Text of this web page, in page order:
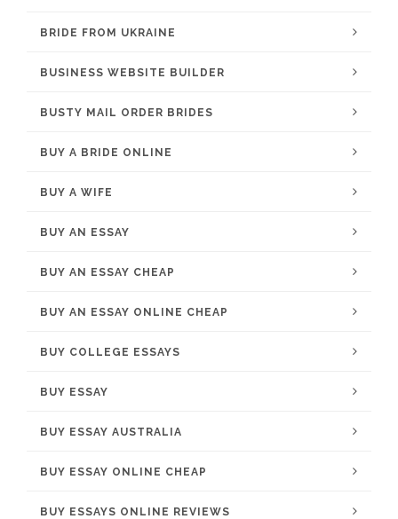
BRIDE FROM UKRAINE
BUSINESS WEBSITE BUILDER
BUSTY MAIL ORDER BRIDES
BUY A BRIDE ONLINE
BUY A WIFE
BUY AN ESSAY
BUY AN ESSAY CHEAP
BUY AN ESSAY ONLINE CHEAP
BUY COLLEGE ESSAYS
BUY ESSAY
BUY ESSAY AUSTRALIA
BUY ESSAY ONLINE CHEAP
BUY ESSAYS ONLINE REVIEWS